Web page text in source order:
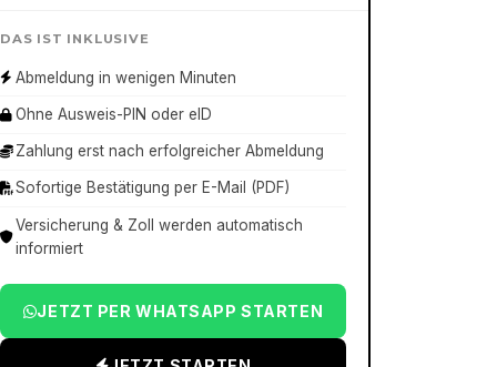
DAS IST INKLUSIVE
Abmeldung in wenigen Minuten
Ohne Ausweis-PIN oder eID
Zahlung erst nach erfolgreicher Abmeldung
Sofortige Bestätigung per E-Mail (PDF)
Versicherung & Zoll werden automatisch
informiert
JETZT PER WHATSAPP STARTEN